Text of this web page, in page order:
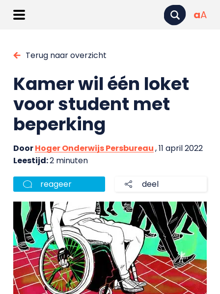
aA
Terug naar overzicht
Kamer wil één loket
voor student met
beperking
DoorHoger Onderwijs Persbureau, 11 april 2022
Leestijd:2 minuten
reageer deel